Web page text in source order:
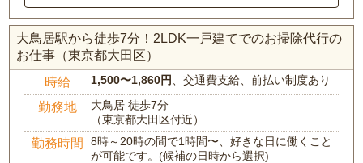
大鳥居駅から徒歩7分！2LDK一戸建てでのお掃除代行の
お仕事（東京都大田区）
時給 1,500〜1,860円 、交通費支給、前払い制度あり
勤務地
大鳥居 徒歩7分
（東京都大田区付近）
勤務時間
8時～20時の間で1時間〜、好きな日に働くこと
が可能です。(候補の日時から選択)